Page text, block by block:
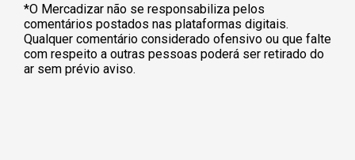
*O Mercadizar não se responsabiliza pelos
comentários postados nas plataformas digitais.
Qualquer comentário considerado ofensivo ou que falte
com respeito a outras pessoas poderá ser retirado do
ar sem prévio aviso.